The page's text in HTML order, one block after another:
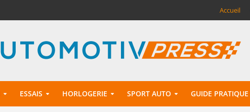
Accueil
ESSAIS HORLOGERIE SPORT AUTO GUIDE PRATIQUE